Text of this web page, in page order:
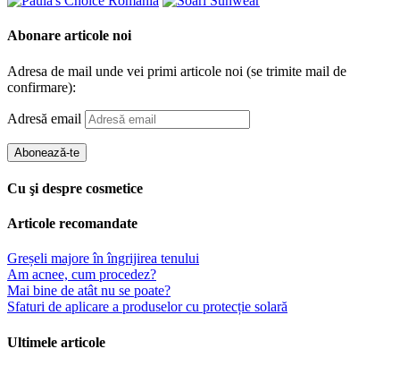
Abonare articole noi
Adresa de mail unde vei primi articole noi (se trimite mail de
confirmare):
Adresă email
Abonează-te
Cu şi despre cosmetice
Articole recomandate
Greșeli majore în îngrijirea tenului
Am acnee, cum procedez?
Mai bine de atât nu se poate?
Sfaturi de aplicare a produselor cu protecție solară
Ultimele articole